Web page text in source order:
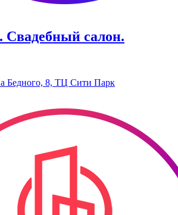
​Свадебный салон.
Бедного, 8, ТЦ Сити Парк